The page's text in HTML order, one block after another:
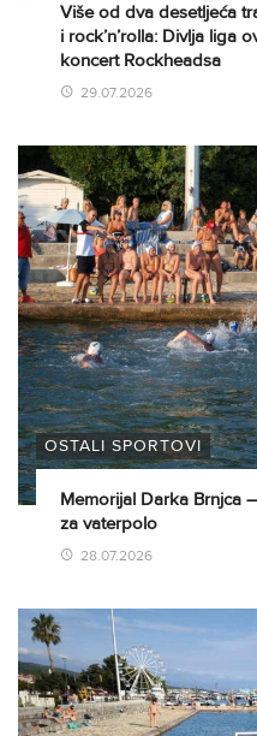
Više od dva desetljeća
i rock’n’rolla: Divlja liga
koncert Rockheadsa
29.07.2026
OSTALI SPORTOVI
Memorijal Darka Brnjca
za vaterpolo
28.07.2026